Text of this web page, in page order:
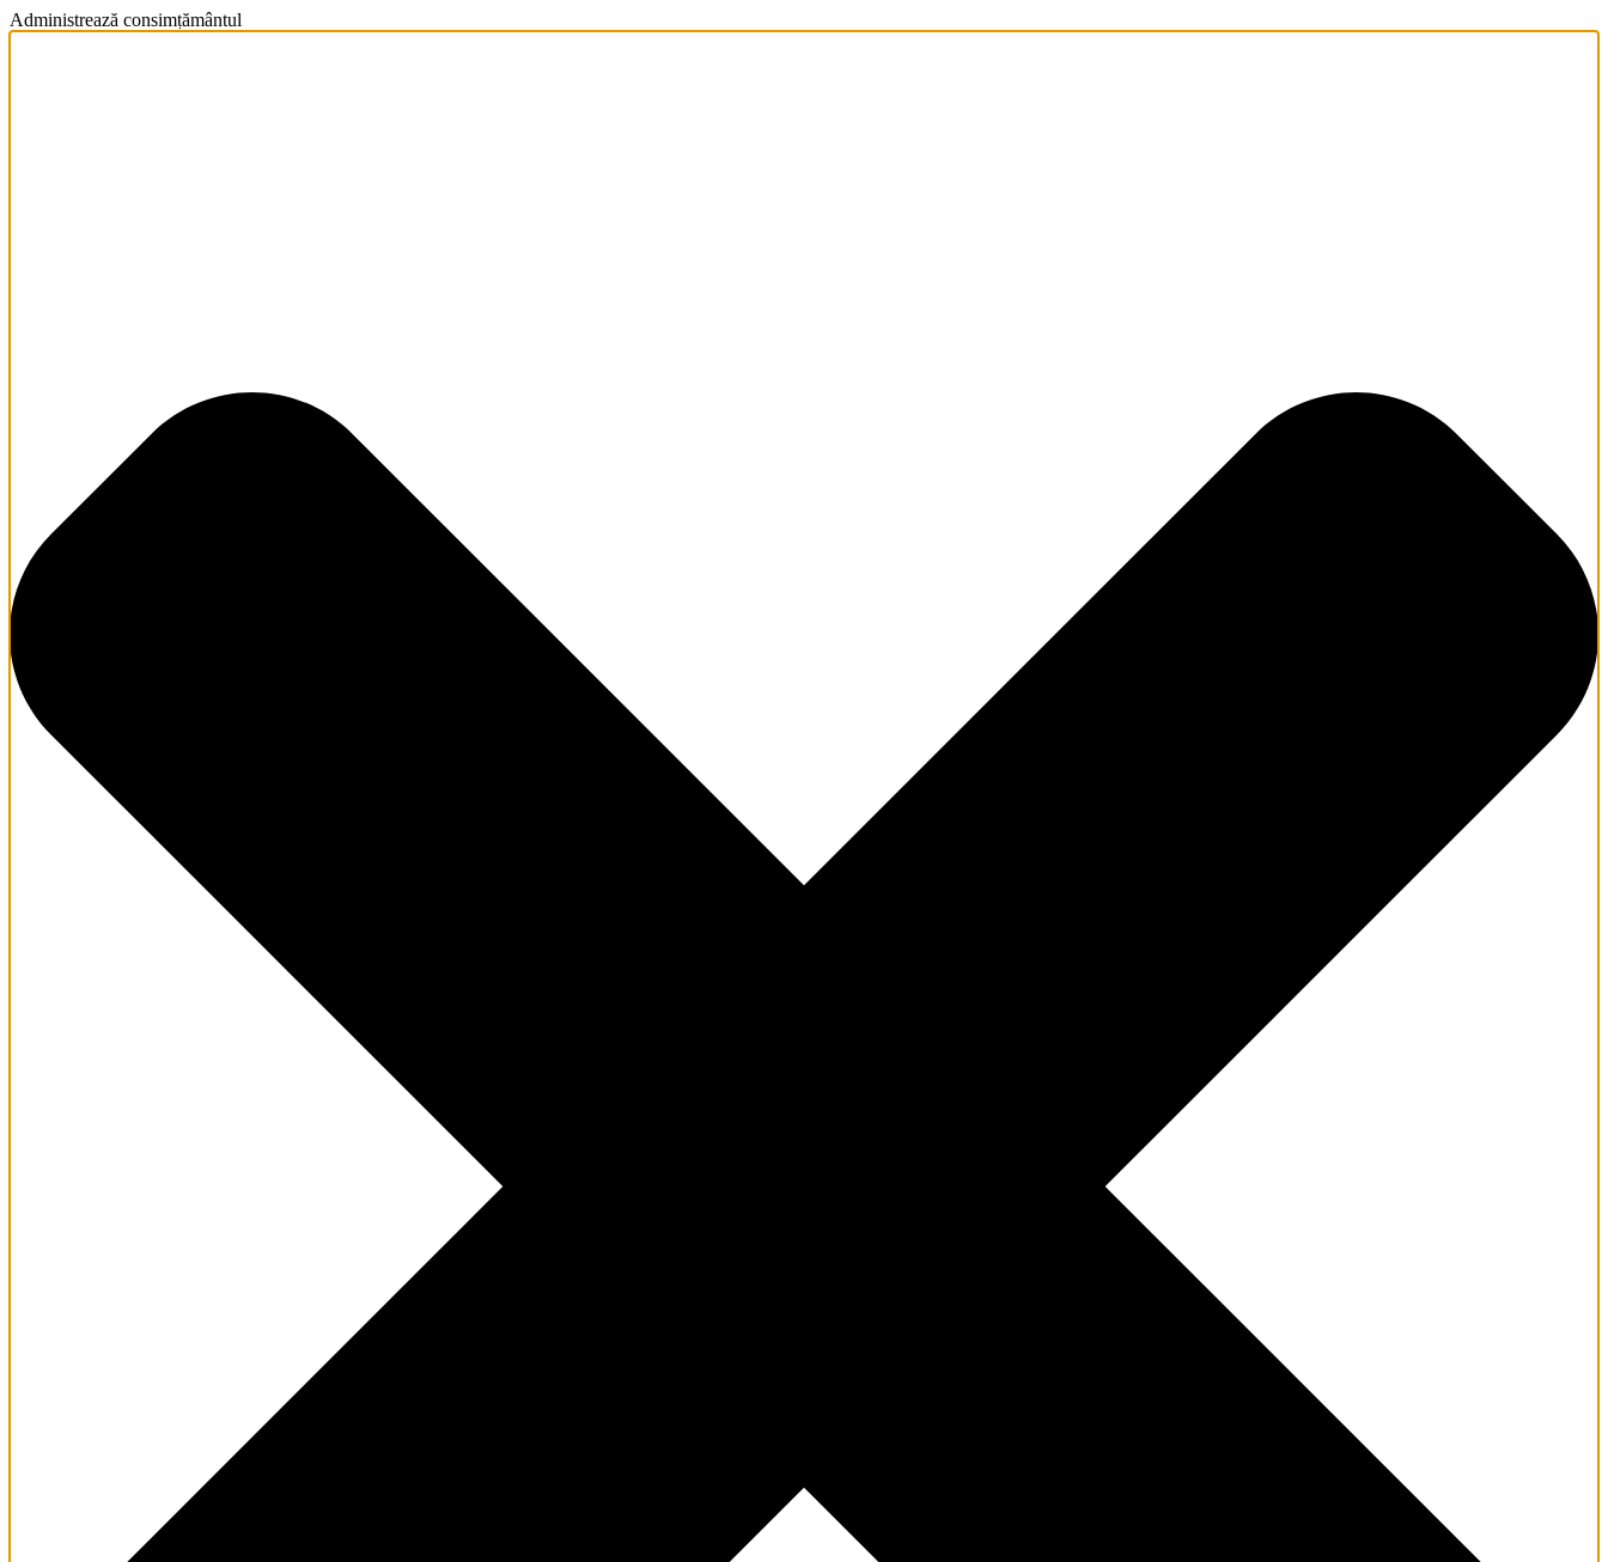
Administrează consimțământul